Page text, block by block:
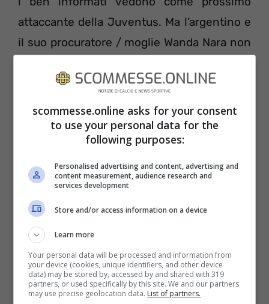
attaccante della Juventus. Ma l’argentino e
il suo procuratore / moglie Wanda Nara non
Milano, anche a costo di restare reclusi in
tribuna per due anni.
E’ la Juventus? Agnelli, Paratici e Nedved
scommesse.online asks for your consent
to use your personal data for the
following purposes:
Personalised advertising and content, advertising and
content measurement, audience research and
services development
Store and/or access information on a device
Learn more
Your personal data will be processed and information from
your device (cookies, unique identifiers, and other device
data) may be stored by, accessed by and shared with 319
partners, or used specifically by this site. We and our partners
may use precise geolocation data. List of partners.